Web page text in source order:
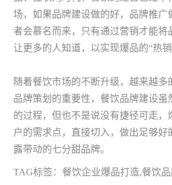
场，如果品牌建设做的好，品牌推广
者会慕名而来，只有通过营销才能将
让更多的人知道，以实现爆品的“热销
随着餐饮市场的不断升级，越来越多
品牌策划的重要性， 餐饮品牌建设虽
的过程，但也不是说没有捷径可走，
户的需求点，直接切入，做出足够好
露带动的七分甜品牌。
TAG标签： 餐饮企业爆品打造,餐饮